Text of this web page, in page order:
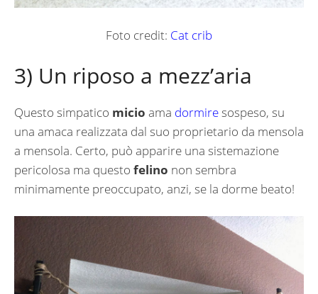
Foto credit: Cat crib
3) Un riposo a mezz’aria
Questo simpatico micio ama dormiresospeso, su
una amaca realizzata dal suo proprietario da mensola
a mensola. Certo, può apparire una sistemazione
pericolosa ma questo felino non sembra
minimamente preoccupato, anzi, se la dorme beato!